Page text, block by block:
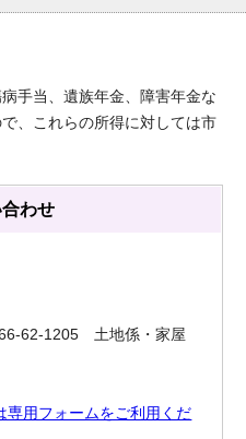
手当、遺族年金、障害年金な
、これらの所得に対しては市
わせ
62-1205 土地係・家屋
専用フォームをご利用くだ